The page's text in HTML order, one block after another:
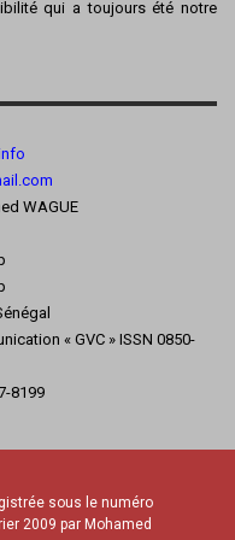
qui a toujours été notre
WAGUE
« GVC » ISSN 0850-
8199
sous le numéro
2009 par Mohamed